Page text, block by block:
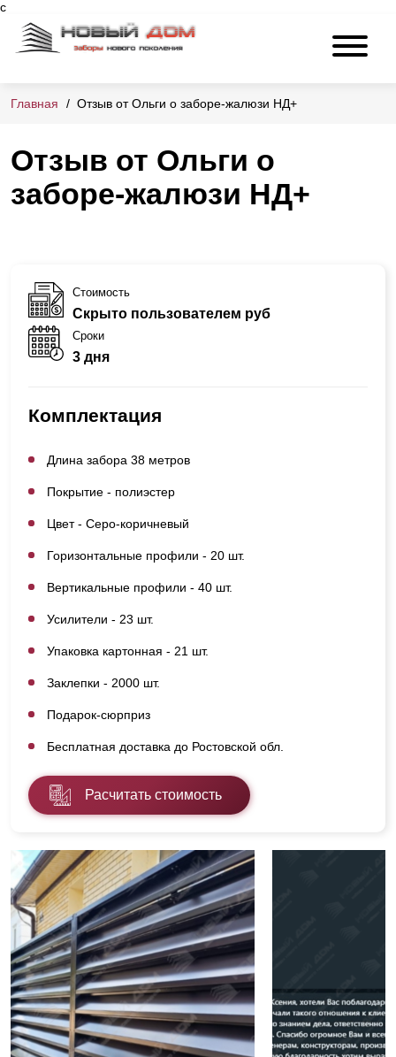
с
Главная Отзыв от Ольги о заборе-жалюзи НД+
Отзыв от Ольги о
заборе-жалюзи НД+
Стоимость
Скрыто пользователем руб
Сроки
3 дня
Комплектация
Длина забора 38 метров
Покрытие - полиэстер
Цвет - Серо-коричневый
Горизонтальные профили - 20 шт.
Вертикальные профили - 40 шт.
Усилители - 23 шт.
Упаковка картонная - 21 шт.
Заклепки - 2000 шт.
Подарок-сюрприз
Бесплатная доставка до Ростовской обл.
Расчитать стоимость